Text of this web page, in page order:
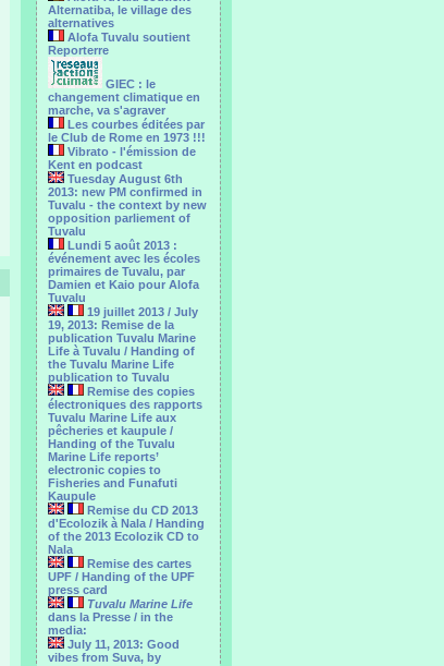
Alternatiba, le village des
alternatives
Alofa Tuvalu soutient
Reporterre
GIEC : le
changement climatique en
marche, va s'agraver
Les courbes éditées par
le Club de Rome en 1973 !!!
Vibrato - l'émission de
Kent en podcast
Tuesday August 6th
2013: new PM confirmed in
Tuvalu - the context by new
opposition parliement of
Tuvalu
Lundi 5 août 2013 :
événement avec les écoles
primaires de Tuvalu, par
Damien et Kaio pour Alofa
Tuvalu
19 juillet 2013 / July
19, 2013: Remise de la
publication Tuvalu Marine
Life à Tuvalu / Handing of
the Tuvalu Marine Life
publication to Tuvalu
Remise des copies
électroniques des rapports
Tuvalu Marine Life aux
pêcheries et kaupule /
Handing of the Tuvalu
Marine Life reports’
electronic copies to
Fisheries and Funafuti
Kaupule
Remise du CD 2013
d'Ecolozik à Nala / Handing
of the 2013 Ecolozik CD to
Nala
Remise des cartes
UPF / Handing of the UPF
press card
Tuvalu Marine Life
dans la Presse / in the
media:
July 11, 2013: Good
vibes from Suva, by